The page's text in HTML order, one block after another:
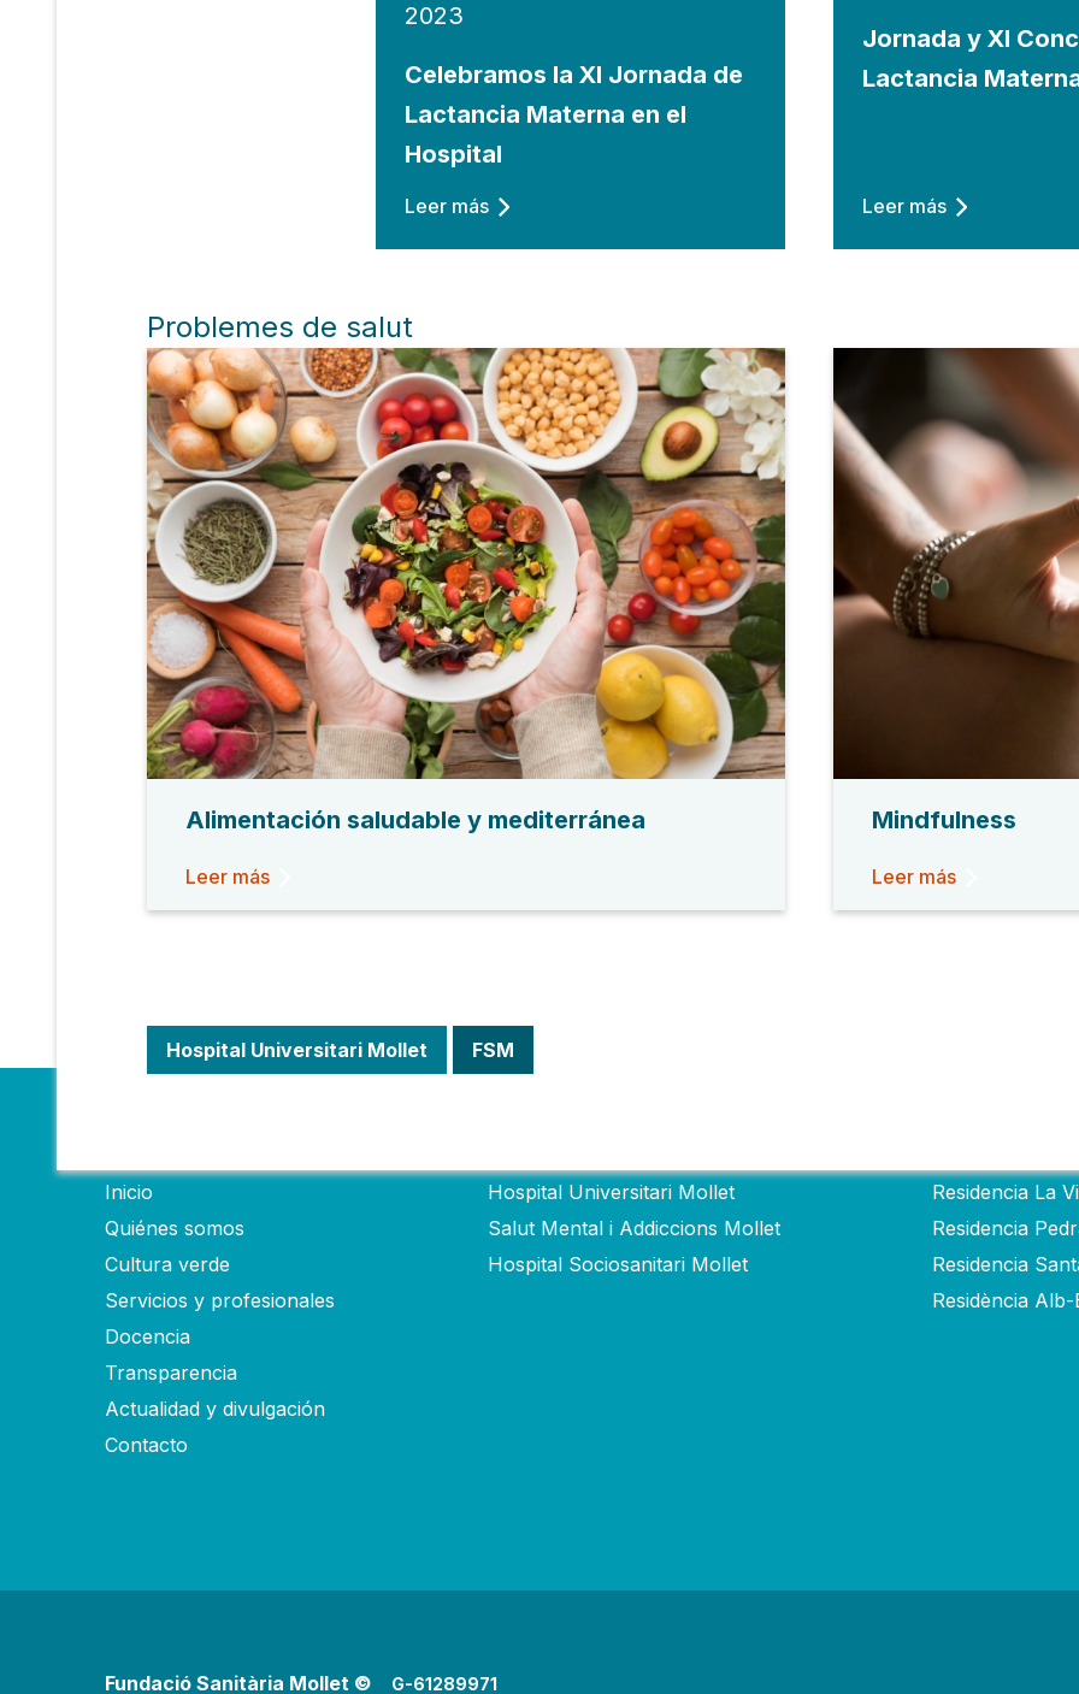
2023
Celebramos la XI Jornada de
Lactancia Materna en el
Hospital
Leer más
Jornada y XI
Lactancia
Leer más
Problemes de salut
Alimentación saludable y mediterránea
Leer más
Mindfulness
Leer más
Hospital Universitari Mollet FSM
Inicio
Quiénes somos
Cultura verde
Servicios y profesionales
Docencia
Transparencia
Actualidad y divulgación
Contacto
Hospital Universitari Mollet
Salut Mental i Addiccions Mollet
Hospital Sociosanitari Mollet
Residencia La
Residencia
Residencia
Residència
Fundació Sanitària Mollet © G-61289971